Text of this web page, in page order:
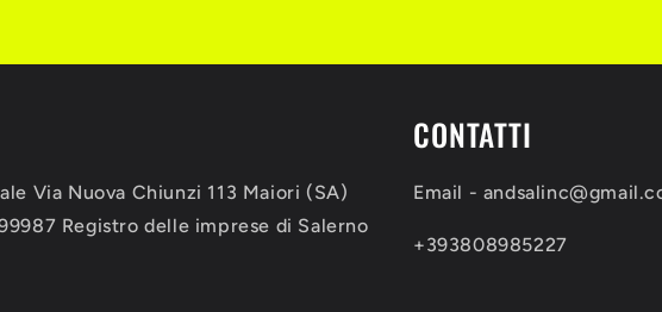
Via Nuova Chiunzi 113 Maiori (SA)
Registro delle imprese di Salerno
CONTATTI
Email -
+393808985227